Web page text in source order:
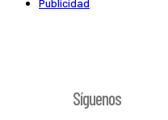
Publicidad
Síguenos